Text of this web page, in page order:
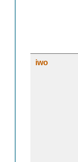
iwo